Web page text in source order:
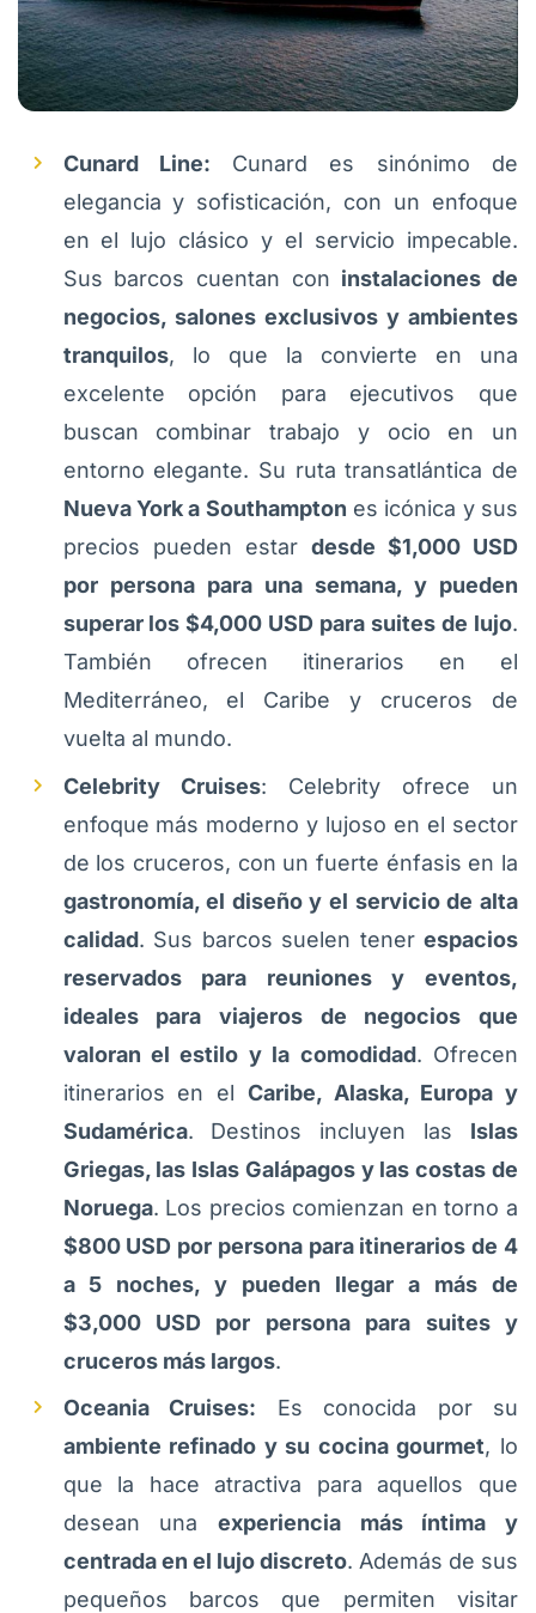
Cunard Line: Cunard es sinónimo de
elegancia y sofisticación, con un enfoque
en el lujo clásico y el servicio impecable.
Sus barcos cuentan con instalaciones de
negocios, salones exclusivos y ambientes
tranquilos, lo que la convierte en una
excelente opción para ejecutivos que
buscan combinar trabajo y ocio en un
entorno elegante. Su ruta transatlántica de
Nueva York a Southampton es icónica y sus
precios pueden estar desde $1,000 USD
por persona para una semana, y pueden
superar los $4,000 USD para suites de lujo.
También ofrecen itinerarios en el
Mediterráneo, el Caribe y cruceros de
vuelta al mundo.
Celebrity Cruises: Celebrity ofrece un
enfoque más moderno y lujoso en el sector
de los cruceros, con un fuerte énfasis en la
gastronomía, el diseño y el servicio de alta
calidad. Sus barcos suelen tener espacios
reservados para reuniones y eventos,
ideales para viajeros de negocios que
valoran el estilo y la comodidad. Ofrecen
itinerarios en el Caribe, Alaska, Europa y
Sudamérica. Destinos incluyen las Islas
Griegas, las Islas Galápagos y las costas de
Noruega. Los precios comienzan en torno a
$800 USD por persona para itinerarios de 4
a 5 noches, y pueden llegar a más de
$3,000 USD por persona para suites y
cruceros más largos.
Oceania Cruises: Es conocida por su
ambiente refinado y su cocina gourmet, lo
que la hace atractiva para aquellos que
desean una experiencia más íntima y
centrada en el lujo discreto. Además de sus
pequeños barcos que permiten visitar